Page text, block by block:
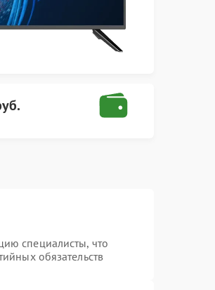
специалисты, что
обязательств